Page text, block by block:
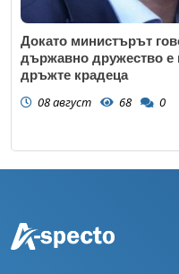
Докато министърът
държавно дружество е
дръжте крадеца
08 август 68 0